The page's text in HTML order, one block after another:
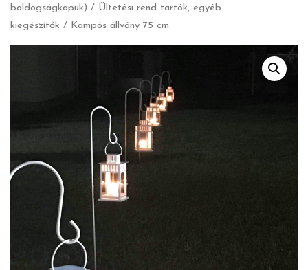
boldogságkapuk) / Ültetési rend tartók, egyéb
kiegészítők / Kampós állvány 75 cm